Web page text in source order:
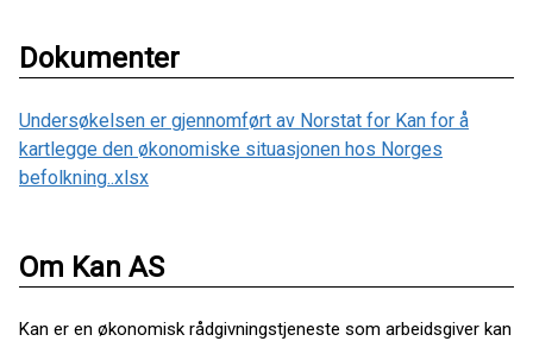
Dokumenter
Undersøkelsen er gjennomført av Norstat for Kan for å
kartlegge den økonomiske situasjonen hos Norges
befolkning..xlsx
Om Kan AS
Kan er en økonomisk rådgivningstjeneste som arbeidsgiver kan